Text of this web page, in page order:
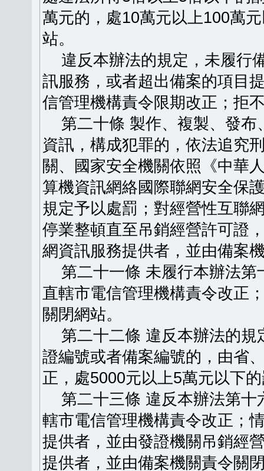
萬元的，處10萬元以上100萬
站。
違反本辦法的規定，未履行
訊服務，或者超出備案的項目
信管理機構責令限期改正；拒
第二十條 製作、複製、發布
資訊，構成犯罪的，依法追究
關、國家安全機關依照《中華
算機資訊網絡國際聯網安全保
規定予以處罰；對經營性互聯
停業整頓直至吊銷經營許可證
網資訊服務提供者，並由備案
第二十一條 未履行本辦法第
直轄市電信管理機構責令改正
關閉網站。
第二十二條 違反本辦法的規
證編號或者備案編號的，由省
正，處5000元以上5萬元以下
第二十三條 違反本辦法第十
轄市電信管理機構責令改正；
提供者，並由發證機關吊銷經
提供者，並由備案機關責令關